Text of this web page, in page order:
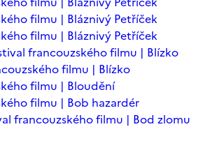
filmu | Bláznivý Petříček
filmu | Bláznivý Petříček
francouzského filmu | Blízko
filmu | Blízko
filmu | Bloudění
filmu | Bob hazardér
francouzského filmu | Bod zlomu